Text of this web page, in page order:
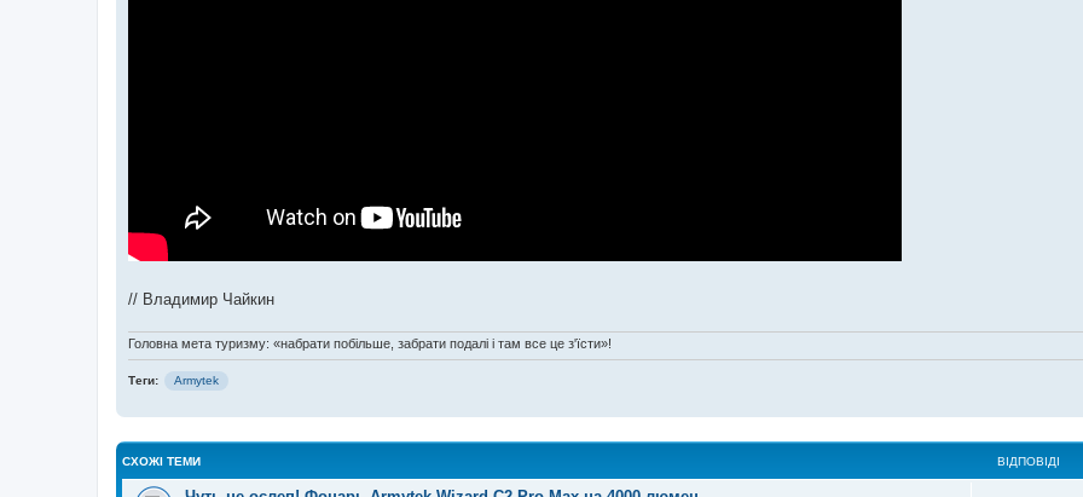
// Владимир Чайкин
Головна мета туризму: «набрати побільше, забрати подалі і там все це з'їсти»!
Теги: Armytek
СХОЖІ ТЕМИ ВІДПОВІДІ